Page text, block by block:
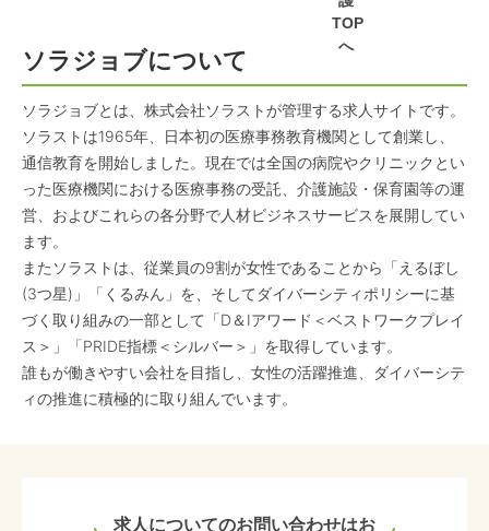
TOP
へ
ソラジョブについて
ソラジョブとは、株式会社ソラストが管理する求人サイトです。
ソラストは1965年、日本初の医療事務教育機関として創業し、
通信教育を開始しました。現在では全国の病院やクリニックとい
った医療機関における医療事務の受託、介護施設・保育園等の運
営、およびこれらの各分野で人材ビジネスサービスを展開してい
ます。
またソラストは、従業員の9割が女性であることから「えるぼし
(3つ星)」「くるみん」を、そしてダイバーシティポリシーに基
づく取り組みの一部として「D＆Iアワード＜ベストワークプレイ
ス＞」「PRIDE指標＜シルバー＞」を取得しています。
誰もが働きやすい会社を目指し、女性の活躍推進、ダイバーシテ
ィの推進に積極的に取り組んでいます。
求人についてのお問い合わせはお